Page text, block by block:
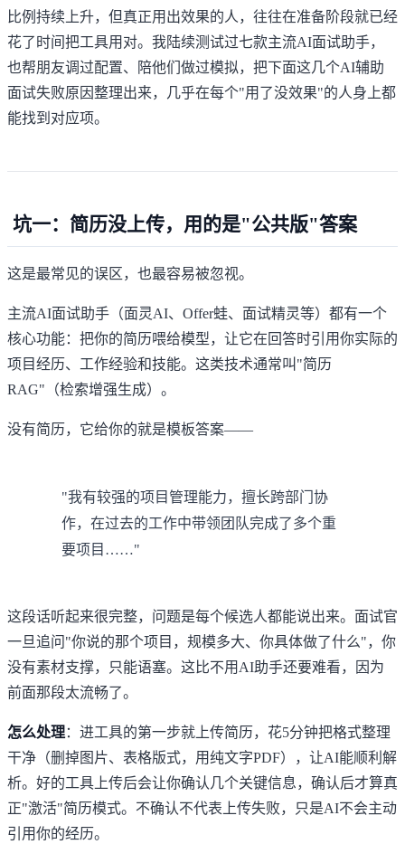
比例持续上升，但真正用出效果的人，往往在准备阶段就已经
花了时间把工具用对。我陆续测试过七款主流AI面试助手，
也帮朋友调过配置、陪他们做过模拟，把下面这几个AI辅助
面试失败原因整理出来，几乎在每个"用了没效果"的人身上都
能找到对应项。
坑一：简历没上传，用的是"公共版"答案
这是最常见的误区，也最容易被忽视。
主流AI面试助手（面灵AI、Offer蛙、面试精灵等）都有一个
核心功能：把你的简历喂给模型，让它在回答时引用你实际的
项目经历、工作经验和技能。这类技术通常叫"简历
RAG"（检索增强生成）。
没有简历，它给你的就是模板答案——
"我有较强的项目管理能力，擅长跨部门协
作，在过去的工作中带领团队完成了多个重
要项目……"
这段话听起来很完整，问题是每个候选人都能说出来。面试官
一旦追问"你说的那个项目，规模多大、你具体做了什么"，你
没有素材支撑，只能语塞。这比不用AI助手还要难看，因为
前面那段太流畅了。
怎么处理：进工具的第一步就上传简历，花5分钟把格式整理
干净（删掉图片、表格版式，用纯文字PDF），让AI能顺利解
析。好的工具上传后会让你确认几个关键信息，确认后才算真
正"激活"简历模式。不确认不代表上传失败，只是AI不会主动
引用你的经历。